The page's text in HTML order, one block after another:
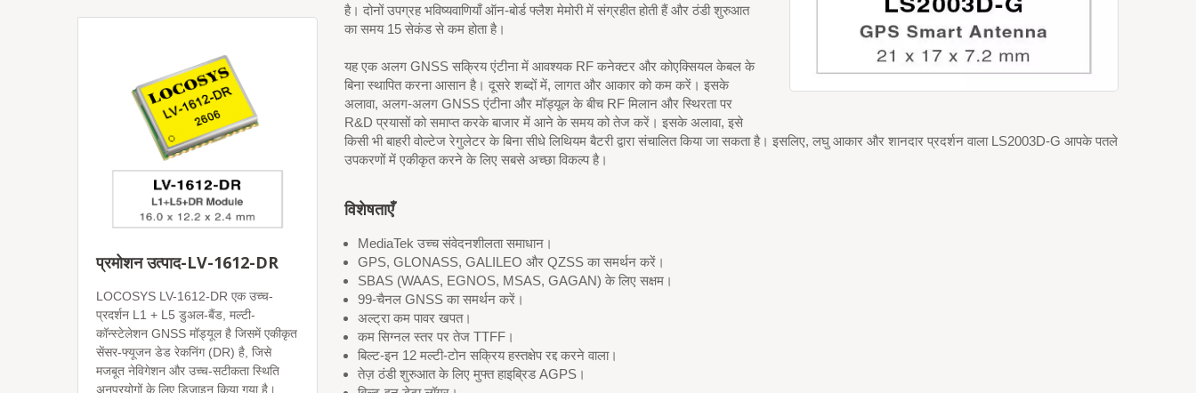
प्रमोशन उत्पाद-LV-1612-DR
LOCOSYS LV-1612-DR एक उच्च-
प्रदर्शन L1 + L5 डुअल-बैंड, मल्टी-
कॉन्स्टेलेशन GNSS मॉड्यूल है जिसमें एकीकृत
सेंसर-फ्यूजन डेड रेकनिंग (DR) है, जिसे
मजबूत नेविगेशन और उच्च-सटीकता स्थिति
अनुप्रयोगों के लिए डिज़ाइन किया गया है।
है। दोनों उपग्रह भविष्यवाणियाँ ऑन-बोर्ड फ्लैश मेमोरी में संग्रहीत होती हैं और ठंडी शुरुआत
का समय 15 सेकंड से कम होता है।
यह एक अलग GNSS सक्रिय एंटीना में आवश्यक RF कनेक्टर और कोएक्सियल केबल के
बिना स्थापित करना आसान है। दूसरे शब्दों में, लागत और आकार को कम करें। इसके
अलावा, अलग-अलग GNSS एंटीना और मॉड्यूल के बीच RF मिलान और स्थिरता पर
R&D प्रयासों को समाप्त करके बाजार में आने के समय को तेज करें। इसके अलावा, इसे
किसी भी बाहरी वोल्टेज रेगुलेटर के बिना सीधे लिथियम बैटरी द्वारा संचालित किया जा सकता है। इसलिए, लघु आकार और शानदार प्रदर्शन वाला LS2003D-G आपके पतले
उपकरणों में एकीकृत करने के लिए सबसे अच्छा विकल्प है।
विशेषताएँ
MediaTek उच्च संवेदनशीलता समाधान।
GPS, GLONASS, GALILEO और QZSS का समर्थन करें।
SBAS (WAAS, EGNOS, MSAS, GAGAN) के लिए सक्षम।
99-चैनल GNSS का समर्थन करें।
अल्ट्रा कम पावर खपत।
कम सिग्नल स्तर पर तेज TTFF।
बिल्ट-इन 12 मल्टी-टोन सक्रिय हस्तक्षेप रद्द करने वाला।
तेज़ ठंडी शुरुआत के लिए मुफ्त हाइब्रिड AGPS।